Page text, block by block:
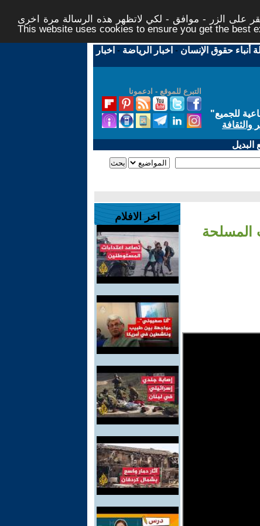
على الزر - موافق - لكي لاتظهر هذه الرسالة مرة اخرى -
This website uses cookies to ensure you get the best
أنباء حقوق الإنسان - اخبار الرياضة - اخبار
التبرع للموقع - ادعمونا
للجميع"
والثقافة
البديل
اخر الافلام